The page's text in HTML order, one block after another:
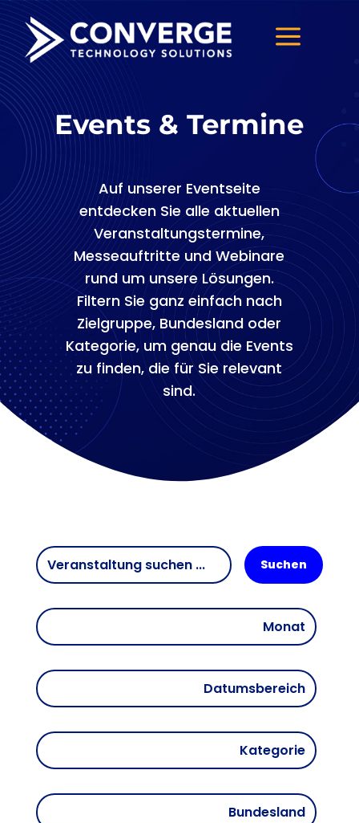
a
Events & Termine
Auf unserer Eventseite
entdecken Sie alle aktuellen
Veranstaltungstermine,
Messeauftritte und Webinare
rund um unsere Lösungen.
Filtern Sie ganz einfach nach
Zielgruppe, Bundesland oder
Kategorie, um genau die Events
zu finden, die für Sie relevant
sind.
Suchen
Monat
Datumsbereich
Kategorie
Bundesland